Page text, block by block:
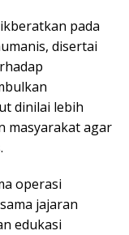
pada
disertai
dinilai lebih
masyarakat agar
operasi
jajaran
edukasi